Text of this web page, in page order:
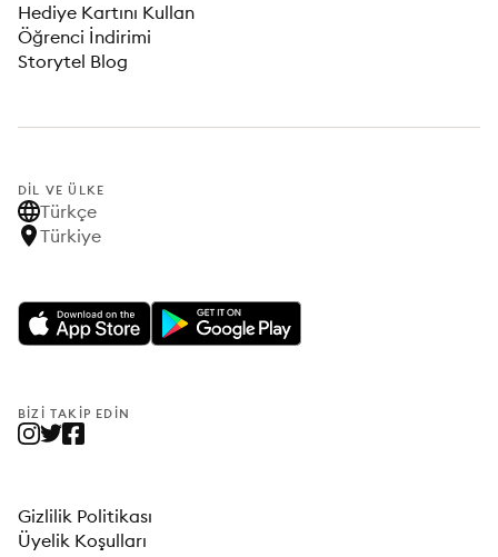
Hediye Kartını Kullan
Öğrenci İndirimi
Storytel Blog
DIL VE ÜLKE
Türkçe
Türkiye
BIZI TAKIP EDIN
Gizlilik Politikası
Üyelik Koşulları